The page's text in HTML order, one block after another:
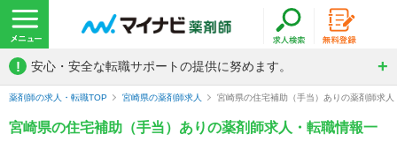
! 安心・安全な転職サポートの提供に努めます。
薬剤師の求人・転職TOP 宮崎県の薬剤師求人 宮崎県の住宅補助（手当）ありの薬剤師求
宮崎県の住宅補助（手当）ありの薬剤師求人・転職情報一